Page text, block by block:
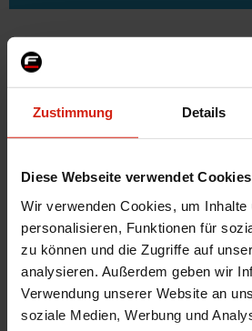
Zustimmung Details
Diese Webseite verwendet Cookies
Wir verwenden Cookies, um Inhalte
personalisieren, Funktionen für
zu können und die Zugriffe auf
analysieren. Außerdem geben wir
Verwendung unserer Website an
soziale Medien, Werbung und
Weitere Informationen
Weitere
SKU
56430
Marke
Blox Racing
Herstellercode
BXFL-10012
Universal
Zertifikat
Kein
Montagematerial
Nein
Durchmesser
19 mm